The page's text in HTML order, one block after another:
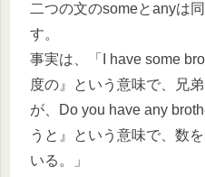
二つの文のsomeとanyは
す。
事実は、「I have some
度の』という意味で、兄
が、Do you have any
うと』という意味で、数
いる。」